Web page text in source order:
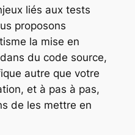
liés aux tests
proposons
la mise en
du code source,
autre que votre
et à pas à pas,
de les mettre en